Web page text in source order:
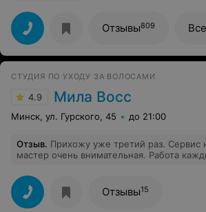
Отзывы809
СТУДИЯ ПО УХОДУ ЗА ВОЛОСАМИ
4.9 Мила Восс
Минск, ул. Гурского, 45 до 21:00
Отзыв. Прихожу уже третий раз. Сервис
мастер очень внимательная. Работа
волосами: гладкие, шелковистые, прямые!
Отзывы15